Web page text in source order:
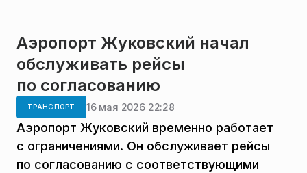
Аэропорт Жуковский начал
обслуживать рейсы
по согласованию
ТРАНСПОРТ 16 мая 2026 22:28
Аэропорт Жуковский временно работает
с ограничениями. Он обслуживает рейсы
по согласованию с соответствующими